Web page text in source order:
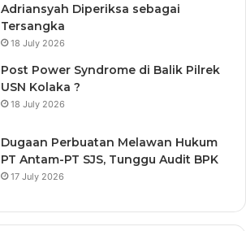
Adriansyah Diperiksa sebagai
Tersangka
18 July 2026
Post Power Syndrome di Balik Pilrek
USN Kolaka ?
18 July 2026
Dugaan Perbuatan Melawan Hukum
PT Antam-PT SJS, Tunggu Audit BPK
17 July 2026